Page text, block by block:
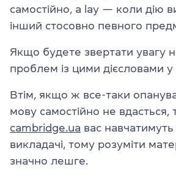
самостійно, а lay — коли дію
інший стосовно певного
Якщо будете звертати увагу
проблем із цими дієсловами
Втім, якщо ж все-таки
мову самостійно не вдасться,
cambridge.ua вас навчатимуть
викладачі, тому розуміти
значно лешге.